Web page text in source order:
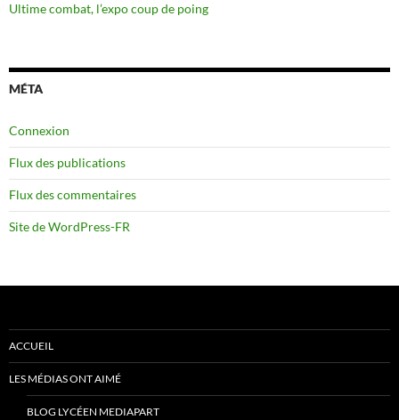
Ultime combat, l’expo coup de poing
MÉTA
Connexion
Flux des publications
Flux des commentaires
Site de WordPress-FR
ACCUEIL
LES MÉDIAS ONT AIMÉ
BLOG LYCÉEN MEDIAPART